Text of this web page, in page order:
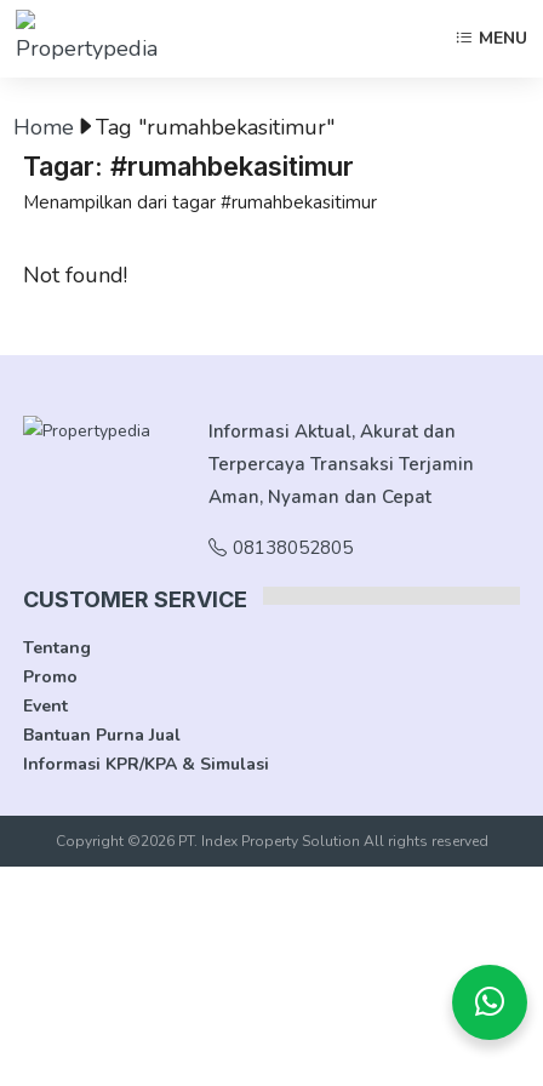
MENU
Home Tag "rumahbekasitimur"
Tagar: #rumahbekasitimur
Menampilkan dari tagar #rumahbekasitimur
Not found!
Informasi Aktual, Akurat dan
Terpercaya Transaksi Terjamin
Aman, Nyaman dan Cepat
08138052805
CUSTOMER SERVICE
Tentang
Promo
Event
Bantuan Purna Jual
Informasi KPR/KPA & Simulasi
Copyright ©2026 PT. Index Property Solution All rights reserved